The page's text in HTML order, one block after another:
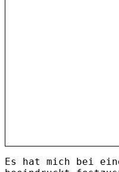
Es hat mich bei